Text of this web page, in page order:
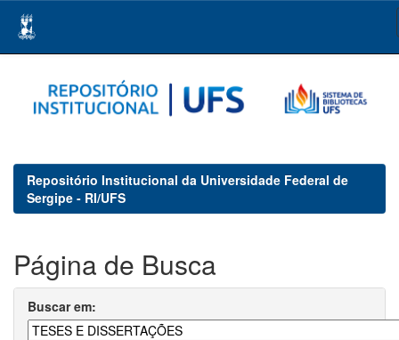
navigation
Repositório Institucional da Universidade Federal de
Sergipe - RI/UFS
Página de Busca
Buscar em: